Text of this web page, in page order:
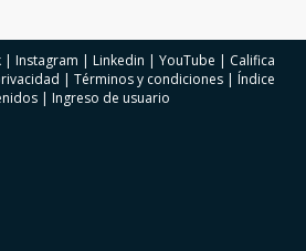
| Instagram | Linkedin | YouTube | Califica
| Términos y condiciones | Índice
| Ingreso de usuario